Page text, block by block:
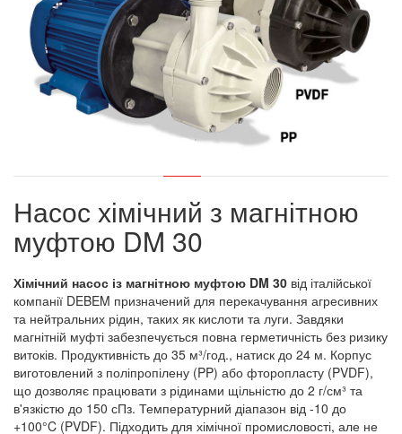
Насос хімічний з магнітною
муфтою DM 30
Хімічний насос із магнітною муфтою DM 30 від італійської
компанії DEBEM призначений для перекачування агресивних
та нейтральних рідин, таких як кислоти та луги. Завдяки
магнітній муфті забезпечується повна герметичність без ризику
витоків. Продуктивність до 35 м³/год., натиск до 24 м. Корпус
виготовлений з поліпропілену (PP) або фторопласту (PVDF),
що дозволяє працювати з рідинами щільністю до 2 г/см³ та
в'язкістю до 150 сПз. Температурний діапазон від -10 до
+100°C (PVDF). Підходить для хімічної промисловості, але не